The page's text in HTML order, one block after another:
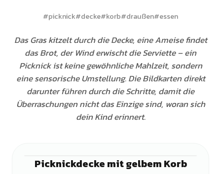
#picknick#decke#korb#draußen#essen
Das Gras kitzelt durch die Decke, eine Ameise findet
das Brot, der Wind erwischt die Serviette – ein
Picknick ist keine gewöhnliche Mahlzeit, sondern
eine sensorische Umstellung. Die Bildkarten direkt
darunter führen durch die Schritte, damit die
Überraschungen nicht das Einzige sind, woran sich
dein Kind erinnert.
Picknickdecke mit gelbem Korb